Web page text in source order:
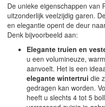
De unieke eigenschappen van
uitzonderlijk veelzijdig garen.
en elegantie opent de deur
Denk bijvoorbeeld aan:
Elegante truien en
u een volumineuze,
aanvoelt. Het is een
elegante wintertrui die
gedragen kan worden.
heeft u slechts 4 tot 5